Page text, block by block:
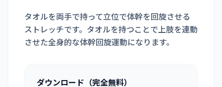
タオルを両手で持って立位で体幹を回旋させる
ストレッチです。タオルを持つことで上肢を連動
させた全身的な体幹回旋運動になります。
ダウンロード（完全無料）